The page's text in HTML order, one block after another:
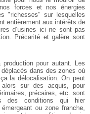
forces et nos énergies
"richesses" sur lesquelles
entièrement aux intérêts de
d’usines ici ne sont pas
Précarité et galère sont
pour autant. Les
dans des zones où
la délocalisation. On peut
sur des acquis, pour
précaires, etc. sont
des conditions qui hier
ou zone franche,